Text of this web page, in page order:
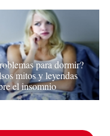
para dormir?
mitos y leyendas
el insomnio